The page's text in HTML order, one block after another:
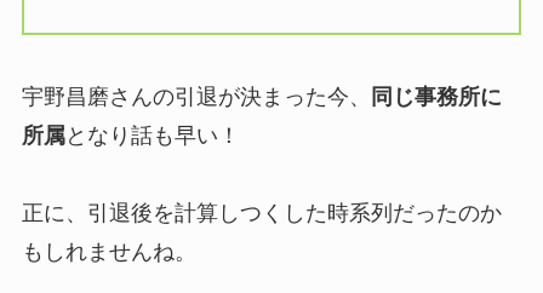
宇野昌磨さんの引退が決まった今、
同じ事務所に
所属となり話も早い！
正に、引退後を計算しつくした時系列だったのか
もしれませんね。